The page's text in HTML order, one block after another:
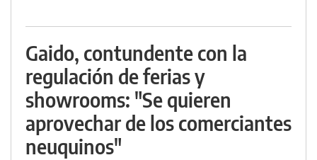
Gaido, contundente con la
regulación de ferias y
showrooms: "Se quieren
aprovechar de los comerciantes
neuquinos"